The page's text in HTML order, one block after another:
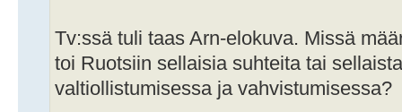
Tv:ssä tuli taas Arn-elokuva. Missä
toi Ruotsiin sellaisia suhteita tai
valtiollistumisessa ja vahvistumisessa?